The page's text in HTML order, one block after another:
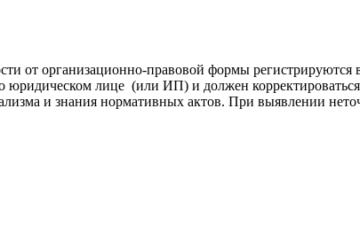
от организационно-правовой формы
лице (или ИП) и должен
и знания нормативных актов. При выявлении